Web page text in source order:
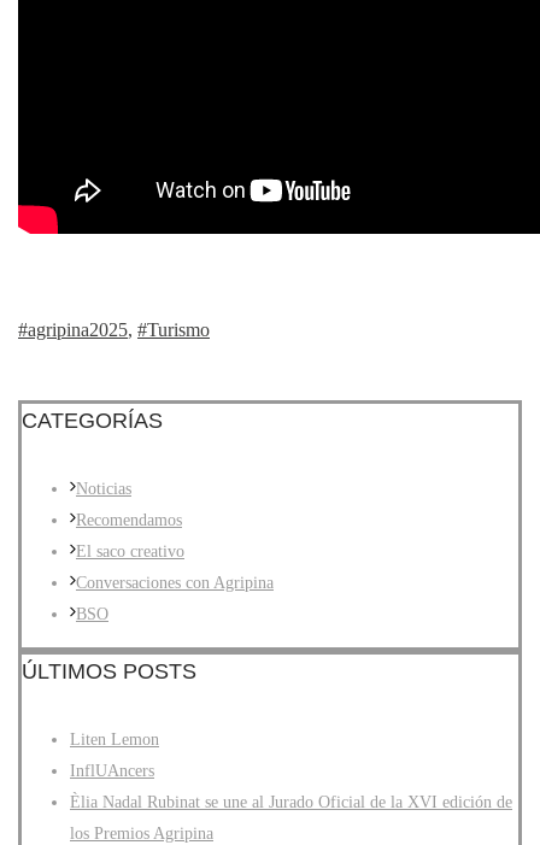
#agripina2025, #Turismo
CATEGORÍAS
Noticias
Recomendamos
El saco creativo
Conversaciones con Agripina
BSO
ÚLTIMOS POSTS
Liten Lemon
InflUAncers
Èlia Nadal Rubinat se une al Jurado Oficial de la XVI edición de
los Premios Agripina